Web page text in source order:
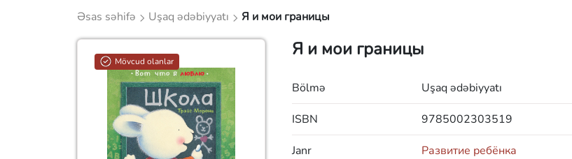
Əsas səhifə Uşaq ədəbiyyatı Я и мои границы
Mövcud olanlar
Я и мои границы
Bölmə Uşaq ədəbiyyatı
ISBN 9785002303519
Janr Развитие ребёнка